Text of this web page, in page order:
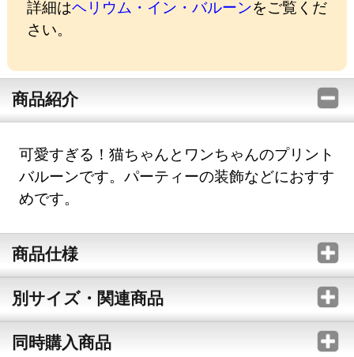
詳細はヘリウム・イン・バルーンをご覧くだ
さい。
商品紹介
可愛すぎる！猫ちゃんとワンちゃんのプリント
バルーンです。パーティーの装飾などにおすす
めです。
商品仕様
別サイズ・関連商品
同時購入商品